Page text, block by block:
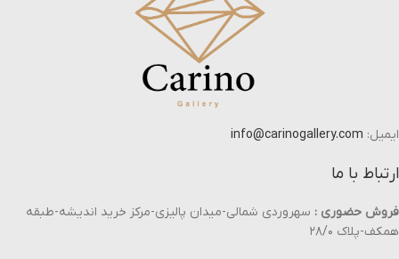
ایمیل: info@carinogallery.com
ارتباط با ما
فروش حضوری : سهروردی شمالی-میدان پالیزی-مرکز خرید اندیشه-طبقه
همکف-پلاک ۲۸/۰